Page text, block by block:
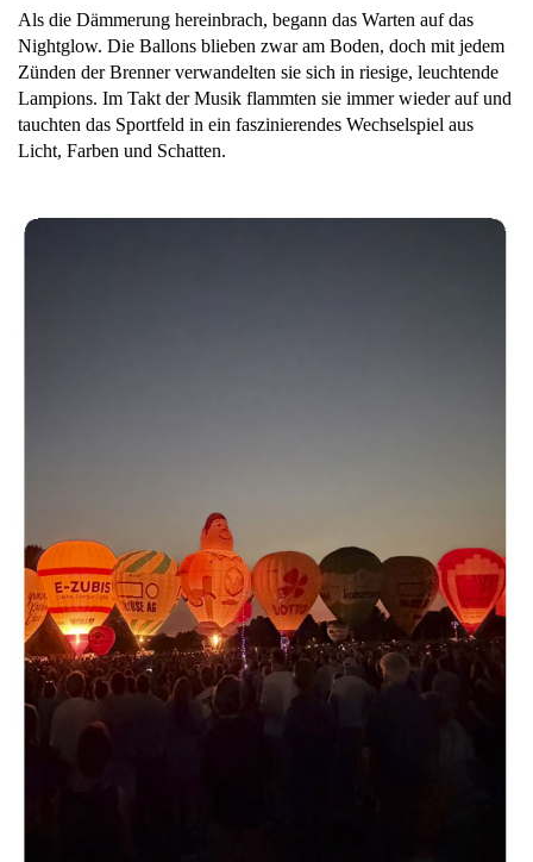
Als die Dämmerung hereinbrach, begann das Warten auf das
Nightglow. Die Ballons blieben zwar am Boden, doch mit jedem
Zünden der Brenner verwandelten sie sich in riesige, leuchtende
Lampions. Im Takt der Musik flammten sie immer wieder auf und
tauchten das Sportfeld in ein faszinierendes Wechselspiel aus
Licht, Farben und Schatten.